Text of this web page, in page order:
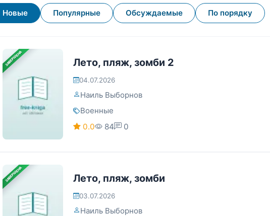
Новые Популярные Обсуждаемые По порядку
ЗАВЕРШЕНА Лето, пляж, зомби 2
04.07.2026
Наиль Выборнов
Военные
0.0
84 0
ЗАВЕРШЕНА Лето, пляж, зомби
03.07.2026
Наиль Выборнов